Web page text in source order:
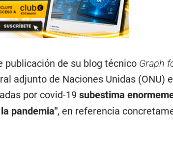
publicación de su blog técnico Graph
adjunto de Naciones Unidas (ONU)
por covid-19 subestima
pandemia", en referencia